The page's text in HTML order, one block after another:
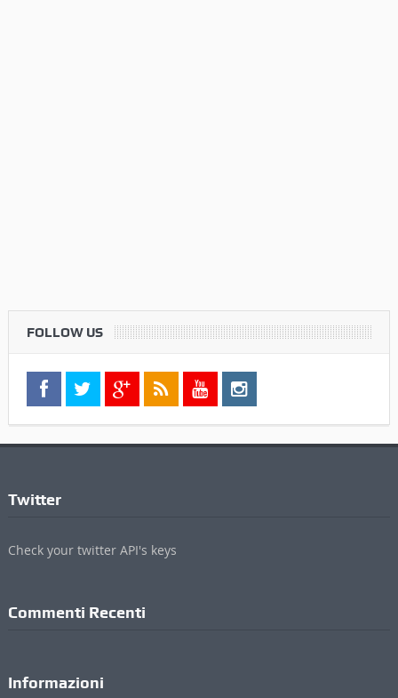
FOLLOW US
Twitter
Check your twitter API's keys
Commenti Recenti
Informazioni